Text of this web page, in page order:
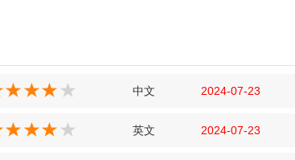
中文 2024-07-23
英文 2024-07-23